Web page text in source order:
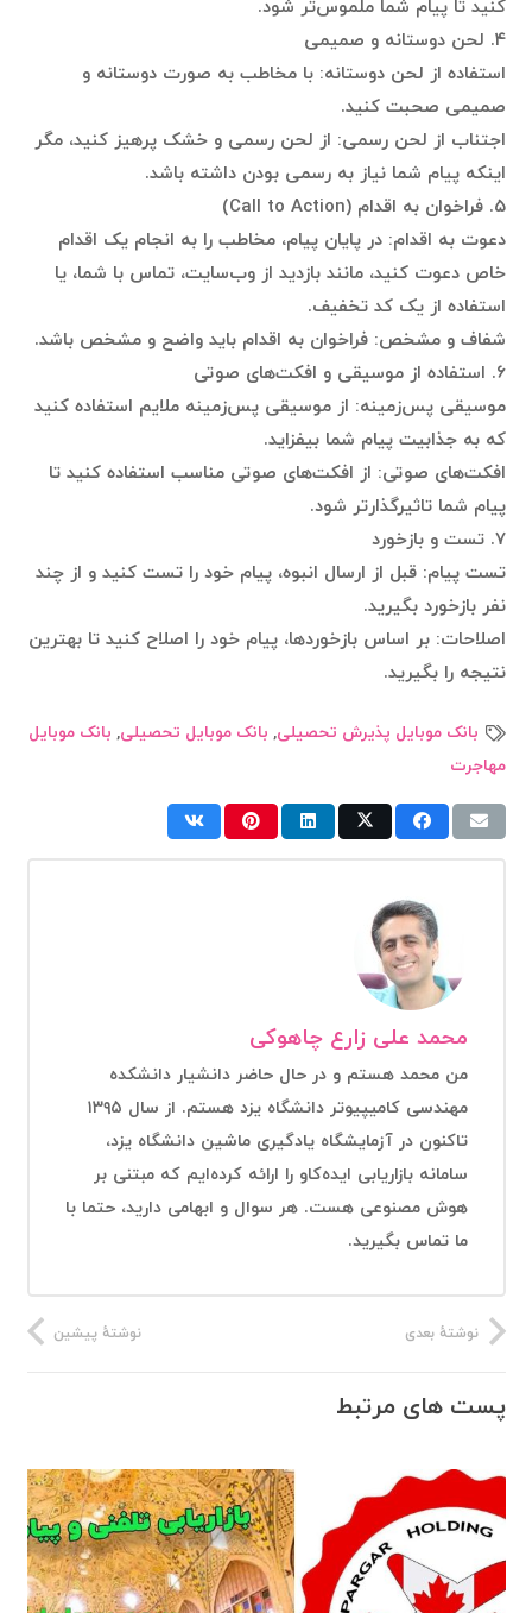
کنید تا پیام شما ملموس‌تر شود.
۴. لحن دوستانه و صمیمی
استفاده از لحن دوستانه: با مخاطب به صورت دوستانه و
صمیمی صحبت کنید.
اجتناب از لحن رسمی: از لحن رسمی و خشک پرهیز کنید، مگر
اینکه پیام شما نیاز به رسمی بودن داشته باشد.
۵. فراخوان به اقدام (Call to Action)
دعوت به اقدام: در پایان پیام، مخاطب را به انجام یک اقدام
خاص دعوت کنید، مانند بازدید از وب‌سایت، تماس با شما، یا
استفاده از یک کد تخفیف.
شفاف و مشخص: فراخوان به اقدام باید واضح و مشخص باشد.
۶. استفاده از موسیقی و افکت‌های صوتی
موسیقی پس‌زمینه: از موسیقی پس‌زمینه ملایم استفاده کنید
که به جذابیت پیام شما بیفزاید.
افکت‌های صوتی: از افکت‌های صوتی مناسب استفاده کنید تا
پیام شما تاثیرگذارتر شود.
۷. تست و بازخورد
تست پیام: قبل از ارسال انبوه، پیام خود را تست کنید و از چند
نفر بازخورد بگیرید.
اصلاحات: بر اساس بازخوردها، پیام خود را اصلاح کنید تا بهترین
نتیجه را بگیرید.
بانک موبایل پذیرش تحصیلی, بانک موبایل تحصیلی, بانک موبایل
مهاجرت
محمد علی زارع چاهوکی
من محمد هستم و در حال حاضر دانشیار دانشکده
مهندسی کامیپیوتر دانشگاه یزد هستم. از سال ۱۳۹۵
تاکنون در آزمایشگاه یادگیری ماشین دانشگاه یزد،
سامانه بازاریابی ایده‌کاو را ارائه کرده‌ایم که مبتنی بر
هوش مصنوعی هست. هر سوال و ابهامی دارید، حتما با
ما تماس بگیرید.
نوشتهٔ پیشین نوشتهٔ بعدی
پست های مرتبط